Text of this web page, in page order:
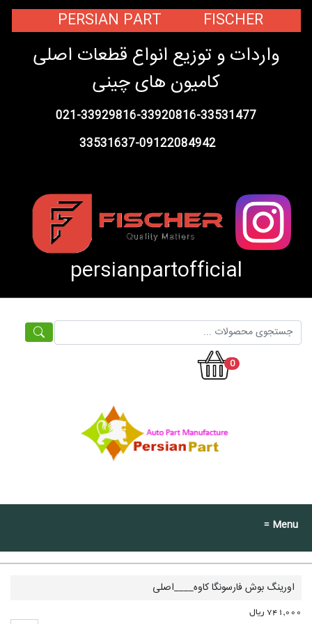
PERSIAN PART FISCHER
واردات و توزیع انواع قطعات اصلی
کامیون های چینی
021-33929816-33920816-33531477
33531637-09122084942
persianpartofficial
0
≡ Menu
اورینگ بوش فارسونگا کاوه____اصلی
741,000 ریال